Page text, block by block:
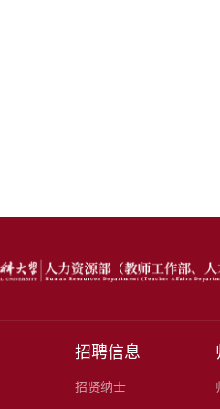
招聘信息
招贤纳士